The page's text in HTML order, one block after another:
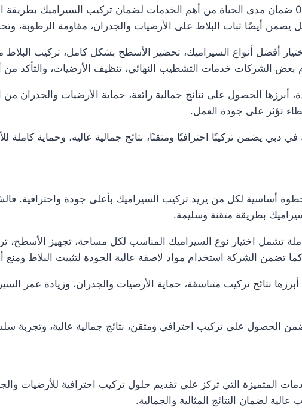
0561986146 ضمان مدى الحياة من أهم الخدمات لضمان تركيب السيراميك
يضمن أيضًا ثبات البلاط على الأرضيات والجدران، مقاومة الرطوبة،
أفضل أنواع السيراميك، تحضير الأسطح بشكل كامل، تركيب البلاط
بعض الشركات خدمات التشطيب النهائي، تنظيف الأرضيات، والتأكد
الحصول على نتائج جمالية رائعة، حماية الأرضيات والجدران من
تؤثر على جودة العمل.
دبي يضمن تركيبًا احترافيًا ومتقنًا، نتائج جمالية عالية، وحماية كاملة
أساسية لكل من يريد تركيب السيراميك بأعلى جودة واحترافية.
بطريقة متقنة وسليمة.
اختيار نوع السيراميك المناسب لكل مساحة، تجهيز الأسطح،
كما تضمن الشركة استخدام مواد لاصقة عالية الجودة لتثبيت البلاط
نتائج تركيب متناسقة، حماية الأرضيات والجدران، وزيادة عمر
الحصول على تركيب احترافي ومتقن، نتائج جمالية عالية، وتجربة
المتميزة التي تركز على تقديم حلول تركيب احترافية للأرضيات
لضمان النتائج المثالية والجمالية.